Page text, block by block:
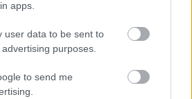
apps.
user data to be sent to
purposes.
to send me
ομάδων
τις διεθνείς μας στο τουρνουά του